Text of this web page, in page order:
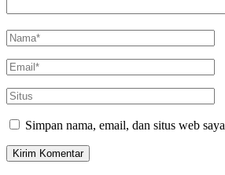
Simpan nama, email, dan situs web